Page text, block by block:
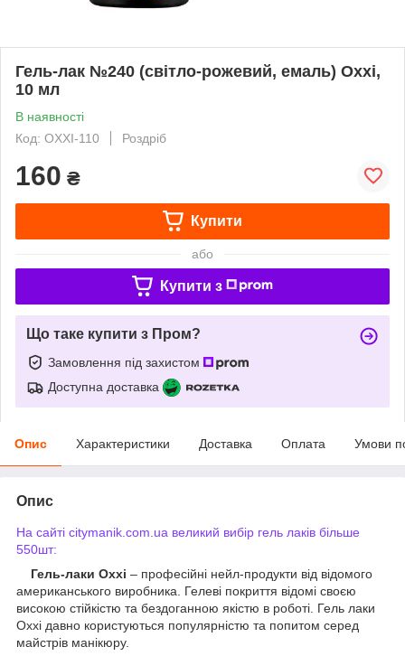
Гель-лак №240 (світло-рожевий, емаль) Oxxi,
10 мл
В наявності
Код: OXXI-110
Роздріб
160 ₴
Купити
або
Купити з
Що таке купити з Пром?
Замовлення під захистом
Доступна доставка
Опис Характеристики Доставка Оплата Умови
Опис
На сайті citymanik.com.ua великий вибір гель лаків більше
550шт:
Гель-лаки Oxxi – професійні нейл-продукти від відомого
американського виробника. Гелеві покриття відомі своєю
високою стійкістю та бездоганною якістю в роботі. Гель лаки
Oxxi давно користуються популярністю та попитом серед
майстрів манікюру.